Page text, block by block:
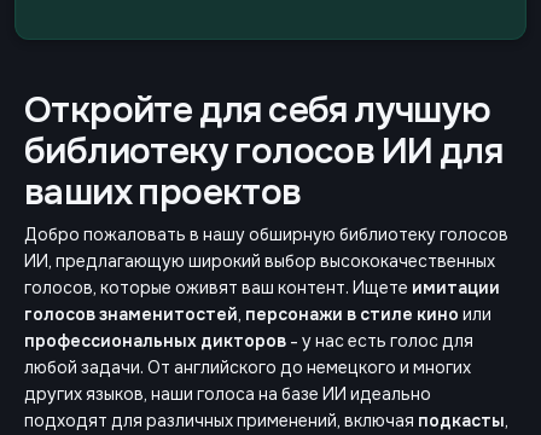
Откройте для себя лучшую
библиотеку голосов ИИ для
ваших проектов
Добро пожаловать в нашу обширную библиотеку голосов
ИИ, предлагающую широкий выбор высококачественных
голосов, которые оживят ваш контент. Ищете имитации
голосов знаменитостей, персонажи в стиле кино или
профессиональных дикторов - у нас есть голос для
любой задачи. От английского до немецкого и многих
других языков, наши голоса на базе ИИ идеально
подходят для различных применений, включая подкасты,